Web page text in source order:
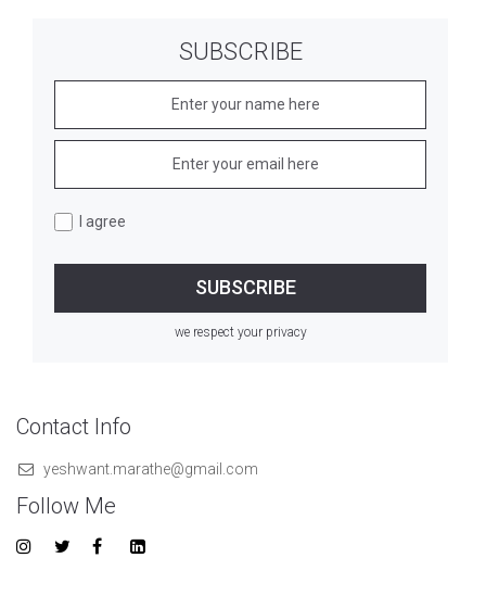
SUBSCRIBE
I agree
we respect your privacy
Contact Info
yeshwant.marathe@gmail.com
Follow Me